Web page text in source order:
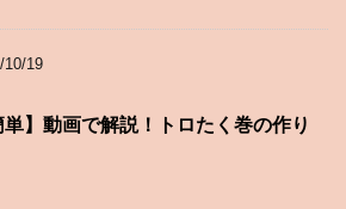
10/19
単】動画で解説！トロたく巻の作り